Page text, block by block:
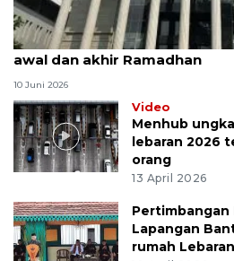
MK uji materi UU Peradilan
awal dan akhir Ramadhan
10 Juni 2026
Video
Menhub
lebaran 2026
orang
13 April 2026
Pertimbangan
Lapangan
rumah